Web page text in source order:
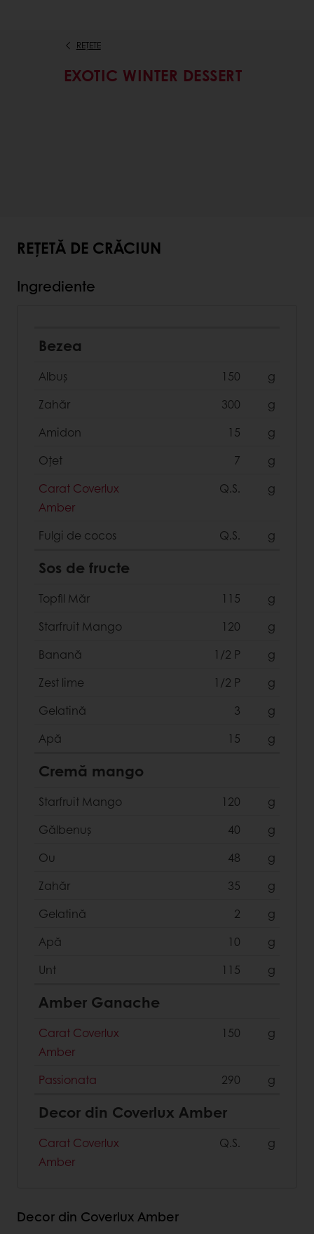
REȚETE
EXOTIC WINTER DESSERT
REȚETĂ DE CRĂCIUN
Ingrediente
Bezea
Albuș 150
g
Zahăr
300
g
Amidon
15
g
Oțet
7
g
Carat Coverlux
Amber
Q.S. g
Fulgi de cocos Q.S. g
Sos de fructe
Topfil Măr 115
g
Starfruit Mango
120
g
Banană
1/2 P
g
Zest lime
1/2 P
g
Gelatină
3
g
Apă
15 g
Cremă mango
Starfruit Mango 120
g
Gălbenuș
40
g
Ou
48
g
Zahăr
35
g
Gelatină
2
g
Apă
10
g
Unt
115 g
Amber Ganache
Carat Coverlux
Amber
150 g
Passionata 290 g
Decor din Coverlux Amber
Carat Coverlux
Amber
Q.S. g
Decor din Coverlux Amber